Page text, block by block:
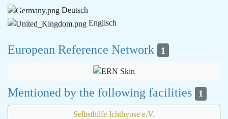
Deutsch
Englisch
European Reference Network 1
Mentioned by the following facilities 1
Selbsthilfe Ichthyose e.V.